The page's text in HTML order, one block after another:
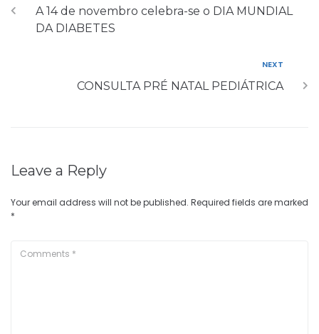
A 14 de novembro celebra-se o DIA MUNDIAL
DA DIABETES
NEXT
CONSULTA PRÉ NATAL PEDIÁTRICA
Leave a Reply
Your email address will not be published. Required fields are marked
*